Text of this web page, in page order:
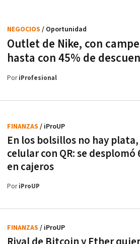
Outlet de Nike, con
hasta con 45% de
NEGOCIOS / Oportunidad
PoriProfesional
En los bolsillos no hay
celular con QR: se
en cajeros
FINANZAS / iProUP
PoriProUP
FINANZAS / iProUP